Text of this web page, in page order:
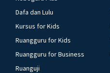
Dafa dan Lulu
Kursus for Kids
Ruangguru for Kids
Ruangguru for Business
Ruanguji